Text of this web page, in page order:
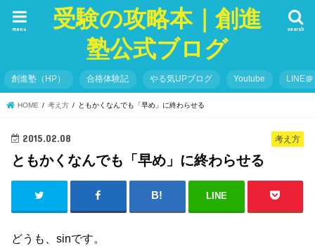
受験の攻略本｜創進
塾公式ブログ
search
menu
創進塾（HP） 合格体験記 やる気UPブログ Youtube LINE＠
HOME 考え方 ともかくなんでも「早め」に終わらせる
考え方
2015.02.08
ともかくなんでも「早め」に終わらせる
LINE
どうも、sinです。